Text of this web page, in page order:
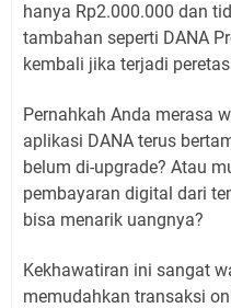
hanya Rp2.000.000 dan
tambahan seperti DANA
kembali jika terjadi
Pernahkah Anda merasa
aplikasi DANA terus
belum di-upgrade? Atau
pembayaran digital dari
bisa menarik uangnya?
Kekhawatiran ini sangat
memudahkan transaksi